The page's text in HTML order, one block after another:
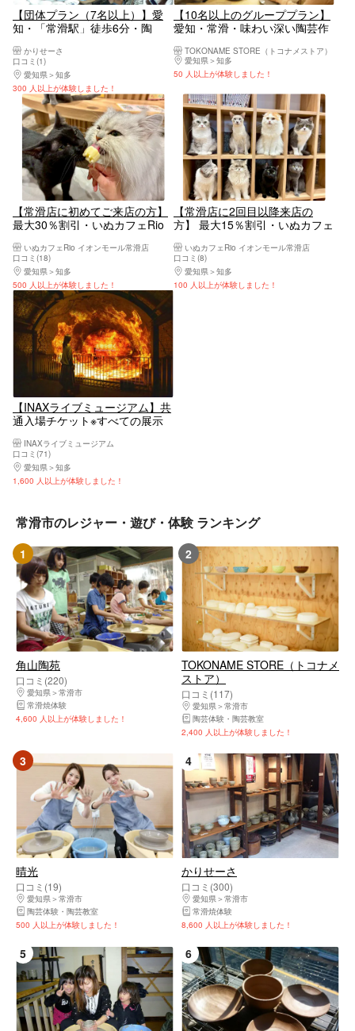
【団体プラン（7名以上）】愛
知・「常滑駅」徒歩6分・陶
かりせーさ
口コミ(1)
愛知県
知多
300 人以上が体験しました！
【10名以上のグループプラン】
愛知・常滑・味わい深い陶芸作
TOKONAME STORE（トコナメストア）
愛知県
知多
50 人以上が体験しました！
【常滑店に初めてご来店の方】
最大30％割引・いぬカフェRio
飲み放題＋犬おやつ付き）
いぬカフェRio イオンモール常滑店
口コミ(18)
愛知県
知多
500 人以上が体験しました！
【常滑店に2回目以降来店の
方】 最大15％割引・いぬカフェ
ンク飲み放題＋犬おやつ付き）
いぬカフェRio イオンモール常滑店
口コミ(8)
愛知県
知多
100 人以上が体験しました！
【INAXライブミュージアム】共
通入場チケット※すべての展示
INAXライブミュージアム
口コミ(71)
愛知県
知多
1,600 人以上が体験しました！
常滑市のレジャー・遊び・体験 ランキング
1
角山陶苑
口コミ(220)
愛知県
常滑市
常滑焼体験
4,600 人以上が体験しました！
2
TOKONAME STORE（トコナメ
ストア）
口コミ(117)
愛知県
常滑市
陶芸体験・陶芸教室
2,400 人以上が体験しました！
3
晴光
口コミ(19)
愛知県
常滑市
陶芸体験・陶芸教室
500 人以上が体験しました！
4
かりせーさ
口コミ(300)
愛知県
常滑市
常滑焼体験
8,600 人以上が体験しました！
5 6